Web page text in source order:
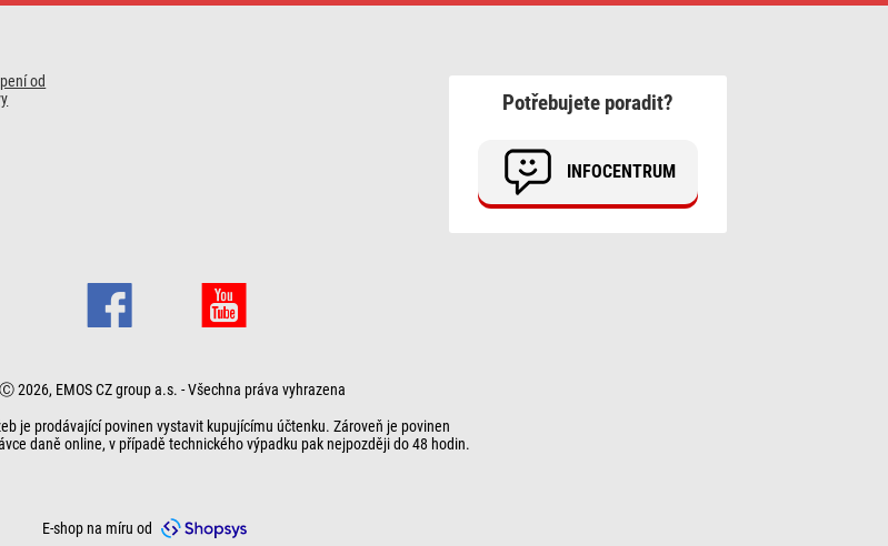
od
Potřebujete poradit?
INFOCENTRUM
2026, EMOS CZ group a.s. - Všechna práva vyhrazena
je prodávající povinen vystavit kupujícímu účtenku. Zároveň je povinen
daně online, v případě technického výpadku pak nejpozději do 48 hodin.
E-shop na míru od